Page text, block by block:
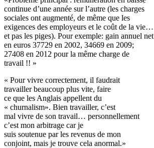
continue d’une année sur l’autre (les charges
sociales ont augmenté, de même que les
exigences des employeurs et le coût de la vie…
et pas les piges). Pour exemple: gain annuel net
en euros 37729 en 2002, 34669 en 2009;
27408 en 2012 pour la même charge de
travail !! »
« Pour vivre correctement, il faudrait
travailler beaucoup plus vite, faire
ce que les Anglais appellent du
« churnalism». Bien travailler, c’est
mal vivre de son travail… personnellement
c’est mon arbitrage car je
suis soutenue par les revenus de mon
conjoint, mais je trouve cela anormal.»